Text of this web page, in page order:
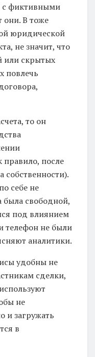
с фиктивными
В тоже
юридической
не значит, что
или скрытых
повлечь
то он
правило, после
собственности).
себе не
была свободной,
под влиянием
телефон не были
аналитики.
удобны не
сделки,
не
и загружать
в